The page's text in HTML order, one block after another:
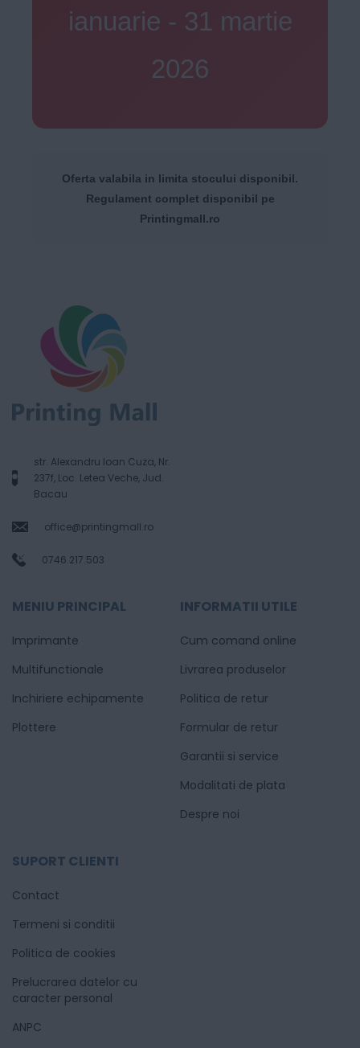
ianuarie - 31 martie
2026
Oferta valabila in limita stocului disponibil.
Regulament complet disponibil pe
Printingmall.ro
str. Alexandru Ioan Cuza, Nr.
237f, Loc. Letea Veche, Jud.
Bacau
office@printingmall.ro
0746.217.503
MENIU PRINCIPAL
Imprimante
Multifunctionale
Inchiriere echipamente
Plottere
INFORMATII UTILE
Cum comand online
Livrarea produselor
Politica de retur
Formular de retur
Garantii si service
Modalitati de plata
Despre noi
SUPORT CLIENTI
Contact
Termeni si conditii
Politica de cookies
Prelucrarea datelor cu
caracter personal
ANPC